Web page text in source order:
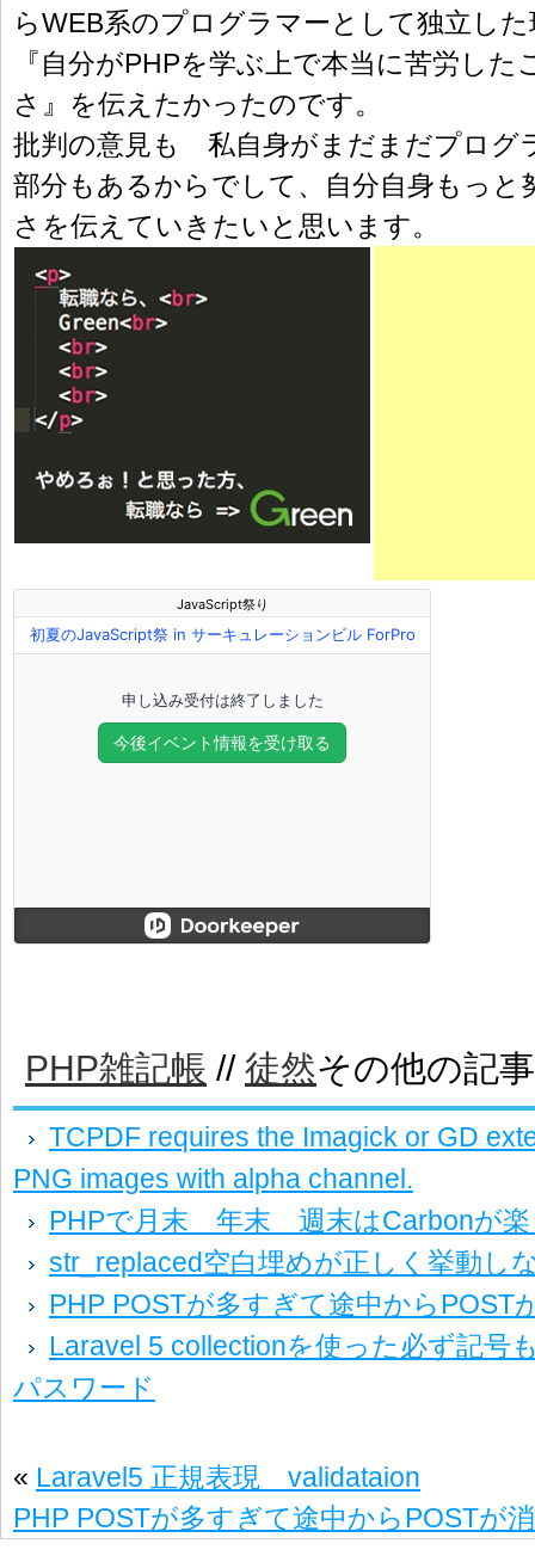
らWEB系のプログラマーとして独立した
『自分がPHPを学ぶ上で本当に苦労した
さ』を伝えたかったのです。
批判の意見も 私自身がまだまだプログ
部分もあるからでして、自分自身もっと
さを伝えていきたいと思います。
PHP雑記帳 // 徒然その他の記事
TCPDF requires the Imagick or GD
PNG images with alpha channel.
PHPで月末 年末 週末はCarbonが楽
str_replaced空白埋めが正しく挙動し
PHP POSTが多すぎて途中からPOST
Laravel 5 collectionを使った必ず記号
パスワード
« Laravel5 正規表現 validataion
PHP POSTが多すぎて途中からPOSTが